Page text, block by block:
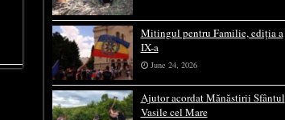
Mitingul pentru Familie, ediția a
IX-a
June 24, 2026
Ajutor acordat Mănăstirii Sfântul
Vasile cel Mare